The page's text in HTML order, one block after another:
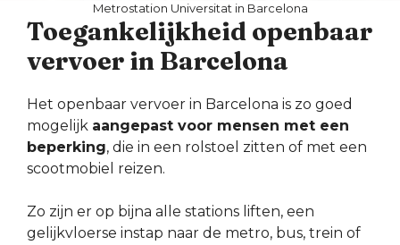
Metrostation Universitat in Barcelona
Toegankelijkheid openbaar
vervoer in Barcelona
Het openbaar vervoer in Barcelona is zo goed
mogelijk aangepast voor mensen met een
beperking, die in een rolstoel zitten of met een
scootmobiel reizen.
Zo zijn er op bijna alle stations liften, een
gelijkvloerse instap naar de metro, bus, trein of